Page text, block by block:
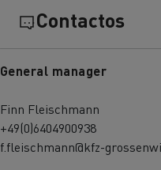
Contactos
General manager
Finn Fleischmann
+49(0)6404900938
f.fleischmann@kfz-